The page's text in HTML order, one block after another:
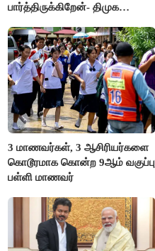
பார்த்திருக்கிறேன்- திமுக
3 மாணவர்கள், 3 ஆசிரியர்களை
கொடூரமாக கொன்ற 9ஆம் வகுப்பு
பள்ளி மாணவர்